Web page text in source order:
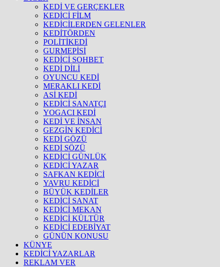
KEDİ VE GERÇEKLER
KEDİCİ FİLM
KEDİCİLERDEN GELENLER
KEDİTÖRDEN
POLİTİKEDİ
GURMEPİSİ
KEDİCİ SOHBET
KEDİ DİLİ
OYUNCU KEDİ
MERAKLI KEDİ
ASİ KEDİ
KEDİCİ SANATÇI
YOGACI KEDİ
KEDİ VE İNSAN
GEZGİN KEDİCİ
KEDİ GÖZÜ
KEDİ SÖZÜ
KEDİCİ GÜNLÜK
KEDİCİ YAZAR
SAFKAN KEDİCİ
YAVRU KEDİCİ
BÜYÜK KEDİLER
KEDİCİ SANAT
KEDİCİ MEKAN
KEDİCİ KÜLTÜR
KEDİCİ EDEBİYAT
GÜNÜN KONUSU
KÜNYE
KEDİCİ YAZARLAR
REKLAM VER